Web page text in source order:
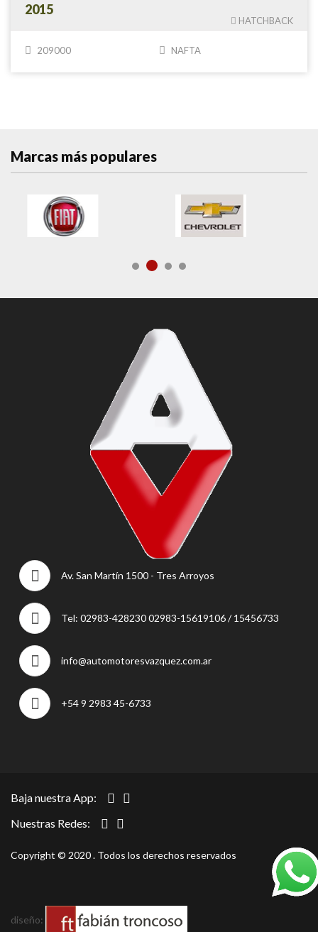
2015
HATCHBACK
209000 NAFTA
Marcas más populares
Av. San Martín 1500 - Tres Arroyos
Tel: 02983-428230 02983-15619106 / 15456733
info@automotoresvazquez.com.ar
+54 9 2983 45-6733
Baja nuestra App:
Nuestras Redes:
Copyright © 2020 . Todos los derechos reservados
diseño: